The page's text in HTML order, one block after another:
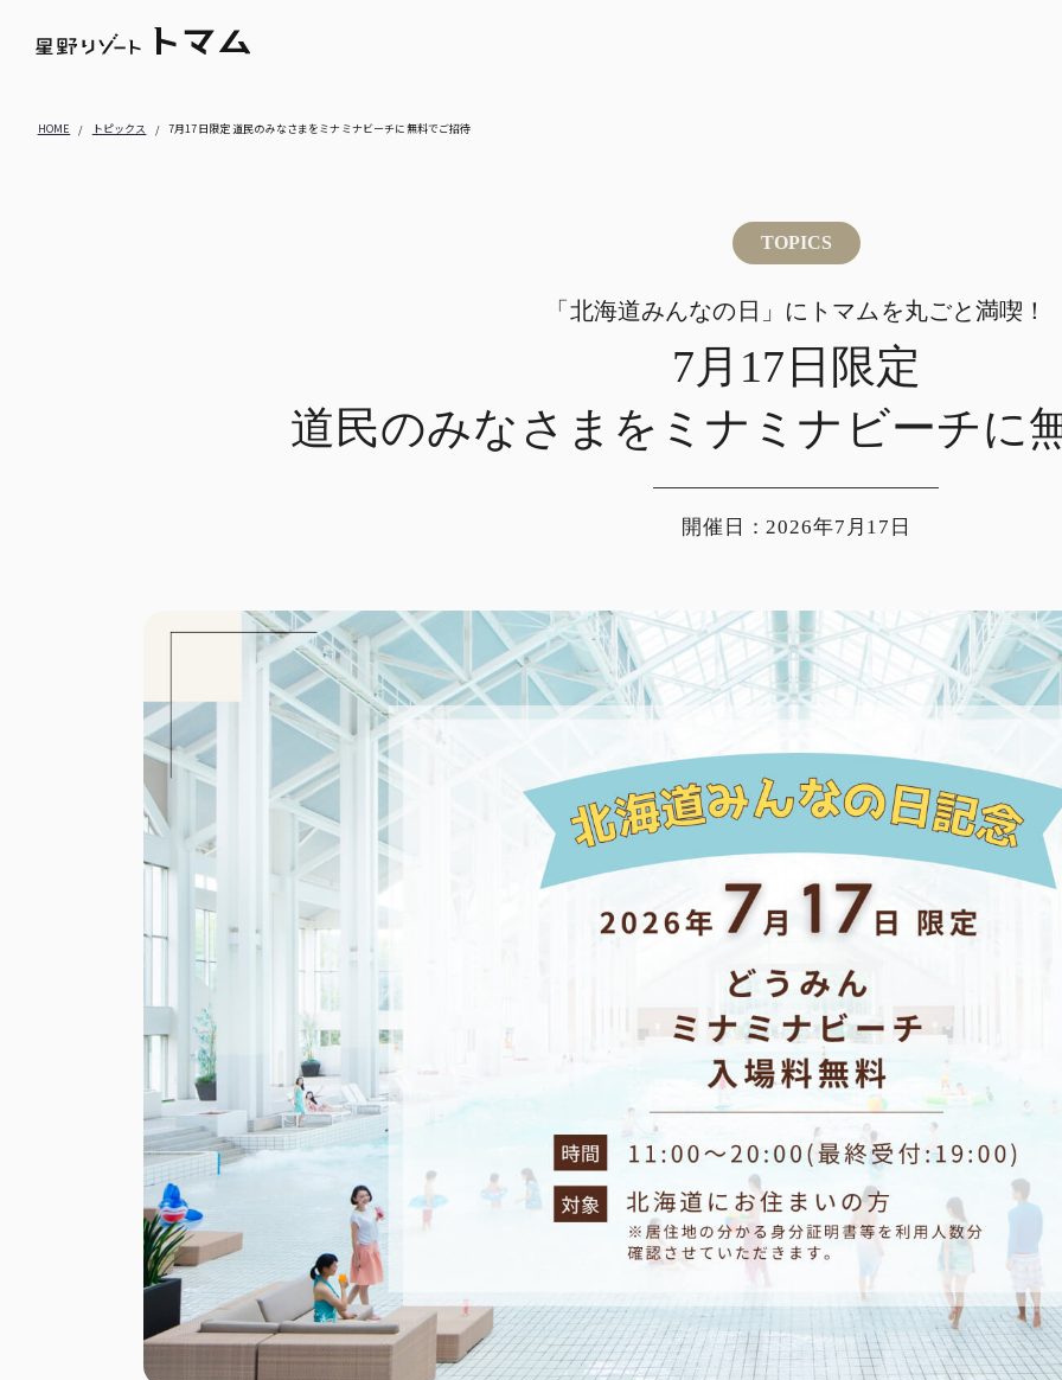
トピックス
ホテル＆サービス
HOME トピックス 7月17日限定 道民のみなさまをミナミナビーチに無料でご招待
TOPICS
「北海道みんなの日」にトマムを丸ごと満喫！
7月17日限定
道民のみなさまを ミナミナビーチに
開催日：2026年7月17日